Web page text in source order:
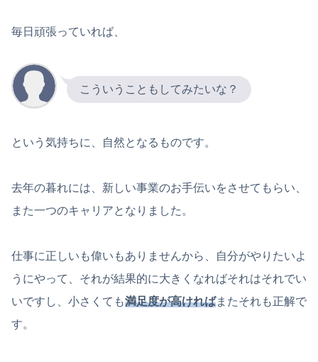
毎日頑張っていれば、
こういうこともしてみたいな？
という気持ちに、自然となるものです。
去年の暮れには、新しい事業のお手伝いをさせてもらい、
また一つのキャリアとなりました。
仕事に正しいも偉いもありませんから、自分がやりたいよ
うにやって、それが結果的に大きくなればそれはそれでい
いですし、小さくても満足度が高ければまたそれも正解で
す。